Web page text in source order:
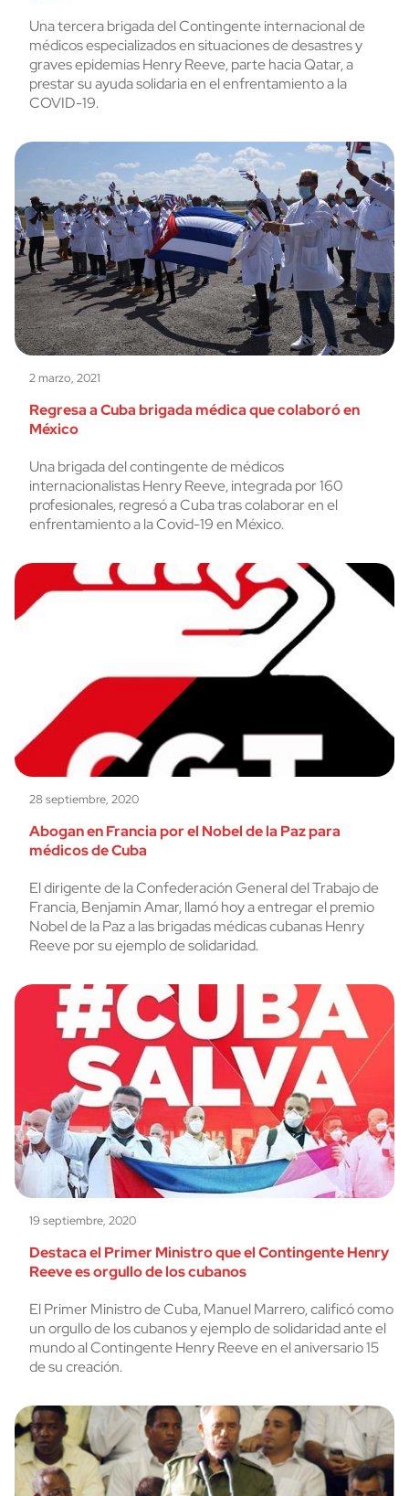
Una tercera brigada del Contingente internacional de
médicos especializados en situaciones de desastres y
graves epidemias Henry Reeve, parte hacia Qatar, a
prestar su ayuda solidaria en el enfrentamiento a la
COVID-19.
2 marzo, 2021
Regresa a Cuba brigada médica que colaboró en
México
Una brigada del contingente de médicos
internacionalistas Henry Reeve, integrada por 160
profesionales, regresó a Cuba tras colaborar en el
enfrentamiento a la Covid-19 en México.
28 septiembre, 2020
Abogan en Francia por el Nobel de la Paz para
médicos de Cuba
El dirigente de la Confederación General del Trabajo de
Francia, Benjamin Amar, llamó hoy a entregar el premio
Nobel de la Paz a las brigadas médicas cubanas Henry
Reeve por su ejemplo de solidaridad.
19 septiembre, 2020
Destaca el Primer Ministro que el Contingente Henry
Reeve es orgullo de los cubanos
El Primer Ministro de Cuba, Manuel Marrero, calificó como
un orgullo de los cubanos y ejemplo de solidaridad ante el
mundo al Contingente Henry Reeve en el aniversario 15
de su creación.